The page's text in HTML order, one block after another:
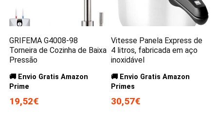
GRIFEMA G4008-98
Torneira de Cozinha de Baixa
Pressão
🚚 Envio Gratis Amazon
Prime
19,52€
Vitesse Panela Express de
4 litros, fabricada em aço
inoxidável
🚚 Envio Gratis Amazon
Primes
30,57€